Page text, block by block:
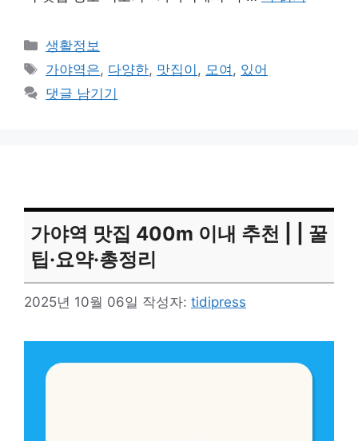
카
테
고
리
생활정보
태
그
가야역은, 다양한, 맛집이 , 모여 , 있어
댓글 남기기
가야역 맛집 400m 이내 추천 | | 꿀
팁·요약·총정리
2025년 10월 06일 작성자: tidipress